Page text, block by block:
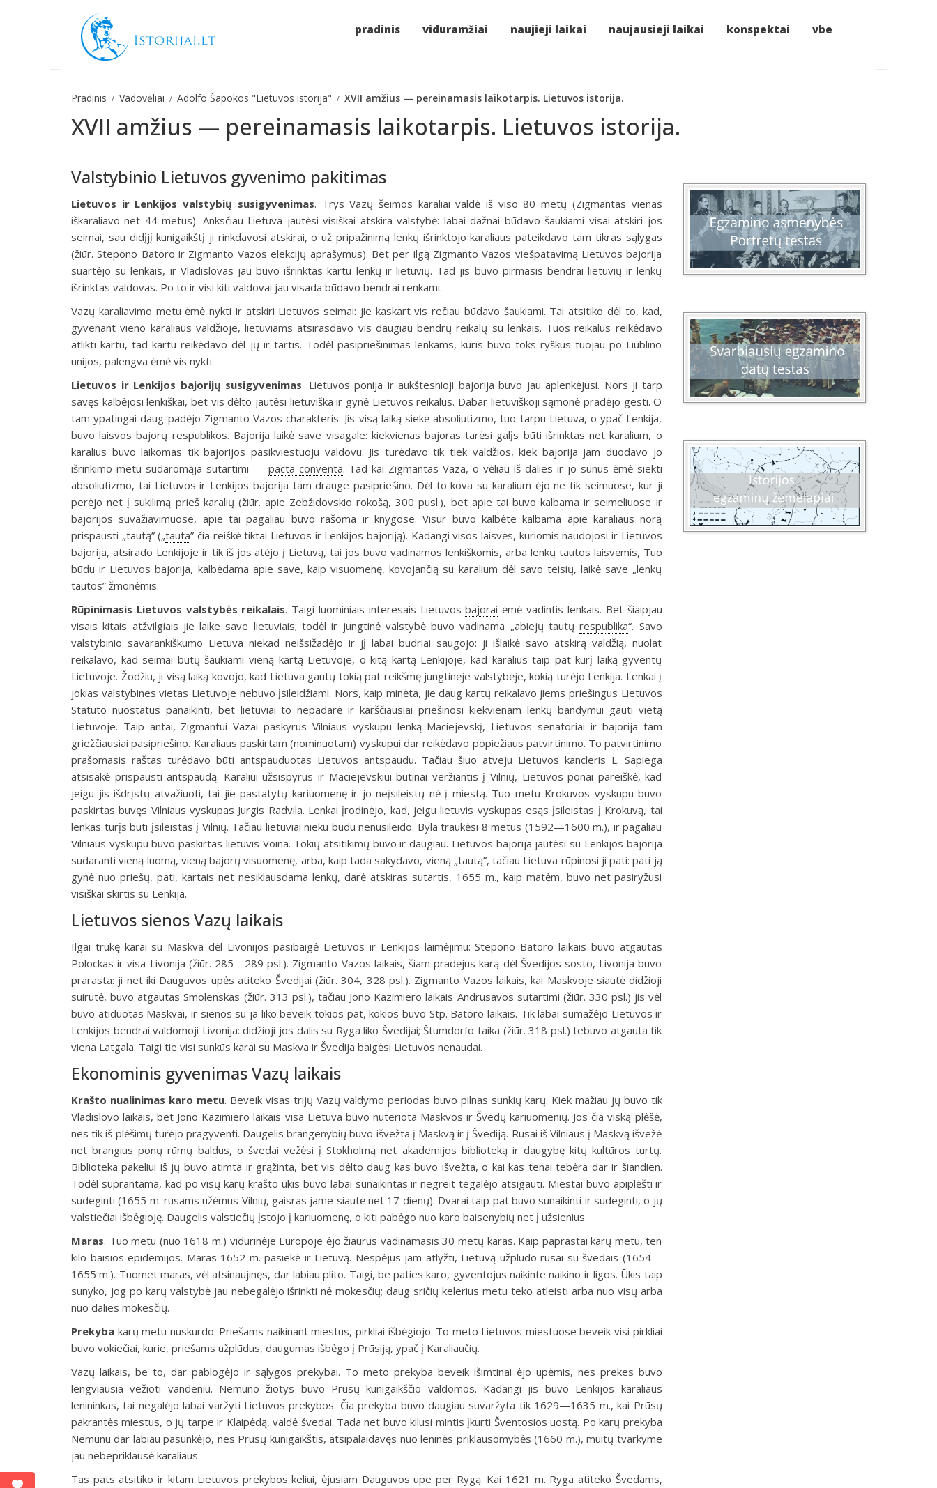
pradinis viduramžiai naujieji laikai naujausieji laikai konspektai vbe
Pradinis Vadovėliai Adolfo Šapokos "Lietuvos istorija" XVII amžius — pereinamasis laikotarpis. Lietuvos istorija.
XVII amžius — pereinamasis laikotarpis. Lietuvos istorija.
Valstybinio Lietuvos gyvenimo pakitimas
Lietuvos ir Lenkijos valstybių susigyvenimas. Trys Vazų šeimos karaliai valdė iš viso 80 metų (Zigmantas vienas
iškaraliavo net 44 metus). Anksčiau Lietuva jautėsi visiškai atskira valstybė: labai dažnai būdavo šaukiami visai atskiri jos
seimai, sau didįjį kunigaikštį ji rinkdavosi atskirai, o už pripažinimą lenkų išrinktojo karaliaus pateikdavo tam tikras sąlygas
(žiūr. Stepono Batoro ir Zigmanto Vazos elekcijų aprašymus). Bet per ilgą Zigmanto Vazos viešpatavimą Lietuvos bajorija
suartėjo su lenkais, ir Vladislovas jau buvo išrinktas kartu lenkų ir lietuvių. Tad jis buvo pirmasis bendrai lietuvių ir lenkų
išrinktas valdovas. Po to ir visi kiti valdovai jau visada būdavo bendrai renkami.
Vazų karaliavimo metu ėmė nykti ir atskiri Lietuvos seimai: jie kaskart vis rečiau būdavo šaukiami. Tai atsitiko dėl to, kad,
gyvenant vieno karaliaus valdžioje, lietuviams atsirasdavo vis daugiau bendrų reikalų su lenkais. Tuos reikalus reikėdavo
atlikti kartu, tad kartu reikėdavo dėl jų ir tartis. Todėl pasipriešinimas lenkams, kuris buvo toks ryškus tuojau po Liublino
unijos, palengva ėmė vis nykti.
Lietuvos ir Lenkijos bajorijų susigyvenimas. Lietuvos ponija ir aukštesnioji bajorija buvo jau aplenkėjusi. Nors ji tarp
savęs kalbėjosi lenkiškai, bet vis dėlto jautėsi lietuviška ir gynė Lietuvos reikalus. Dabar lietuviškoji sąmonė pradėjo gesti. O
tam ypatingai daug padėjo Zigmanto Vazos charakteris. Jis visą laiką siekė absoliutizmo, tuo tarpu Lietuva, o ypač Lenkija,
buvo laisvos bajorų respublikos. Bajorija laikė save visagale: kiekvienas bajoras tarėsi galįs būti išrinktas net karalium, o
karalius buvo laikomas tik bajorijos pasikviestuoju valdovu. Jis turėdavo tik tiek valdžios, kiek bajorija jam duodavo jo
išrinkimo metu sudaromąja sutartimi — pacta conventa. Tad kai Zigmantas Vaza, o vėliau iš dalies ir jo sūnūs ėmė siekti
absoliutizmo, tai Lietuvos ir Lenkijos bajorija tam drauge pasipriešino. Dėl to kova su karalium ėjo ne tik seimuose, kur ji
perėjo net į sukilimą prieš karalių (žiūr. apie Zebžidovskio rokošą, 300 pusl.), bet apie tai buvo kalbama ir seimeliuose ir
bajorijos suvažiavimuose, apie tai pagaliau buvo rašoma ir knygose. Visur buvo kalbėte kalbama apie karaliaus norą
prispausti „tautą” („tauta” čia reiškė tiktai Lietuvos ir Lenkijos bajoriją). Kadangi visos laisvės, kuriomis naudojosi ir Lietuvos
bajorija, atsirado Lenkijoje ir tik iš jos atėjo į Lietuvą, tai jos buvo vadinamos lenkiškomis, arba lenkų tautos laisvėmis, Tuo
būdu ir Lietuvos bajorija, kalbėdama apie save, kaip visuomenę, kovojančią su karalium dėl savo teisių, laikė save „lenkų
tautos” žmonėmis.
Rūpinimasis Lietuvos valstybės reikalais. Taigi luominiais interesais Lietuvosbajorai ėmė vadintis lenkais. Bet šiaipjau
visais kitais atžvilgiais jie laike save lietuviais; todėl ir jungtinė valstybė buvo vadinama „abiejų tautųrespublika“. Savo
valstybinio savarankiškumo Lietuva niekad neišsižadėjo ir jį labai budriai saugojo: ji išlaikė savo atskirą valdžią, nuolat
reikalavo, kad seimai būtų šaukiami vieną kartą Lietuvoje, o kitą kartą Lenkijoje, kad karalius taip pat kurį laiką gyventų
Lietuvoje. Žodžiu, ji visą laiką kovojo, kad Lietuva gautų tokią pat reikšmę jungtinėje valstybėje, kokią turėjo Lenkija. Lenkai į
jokias valstybines vietas Lietuvoje nebuvo įsileidžiami. Nors, kaip minėta, jie daug kartų reikalavo jiems priešingus Lietuvos
Statuto nuostatus panaikinti, bet lietuviai to nepadarė ir karščiausiai priešinosi kiekvienam lenkų bandymui gauti vietą
Lietuvoje. Taip antai, Zigmantui Vazai paskyrus Vilniaus vyskupu lenką Maciejevskį, Lietuvos senatoriai ir bajorija tam
griežčiausiai pasipriešino. Karaliaus paskirtam (nominuotam) vyskupui dar reikėdavo popiežiaus patvirtinimo. To patvirtinimo
prašomasis raštas turėdavo būti antspauduotas Lietuvos antspaudu. Tačiau šiuo atveju Lietuvos kancleris L. Sapiega
atsisakė prispausti antspaudą. Karaliui užsispyrus ir Maciejevskiui būtinai veržiantis į Vilnių, Lietuvos ponai pareiškė, kad
jeigu jis išdrįstų atvažiuoti, tai jie pastatytų kariuomenę ir jo neįsileistų nė į miestą. Tuo metu Krokuvos vyskupu buvo
paskirtas buvęs Vilniaus vyskupas Jurgis Radvila. Lenkai įrodinėjo, kad, jeigu lietuvis vyskupas esąs įsileistas į Krokuvą, tai
lenkas turįs būti įsileistas į Vilnių. Tačiau lietuviai nieku būdu nenusileido. Byla traukėsi 8 metus (1592—1600 m.), ir pagaliau
Vilniaus vyskupu buvo paskirtas lietuvis Voina. Tokių atsitikimų buvo ir daugiau. Lietuvos bajorija jautėsi su Lenkijos bajorija
sudaranti vieną luomą, vieną bajorų visuomenę, arba, kaip tada sakydavo, vieną „tautą”, tačiau Lietuva rūpinosi ji pati: pati ją
gynė nuo priešų, pati, kartais net nesiklausdama lenkų, darė atskiras sutartis, 1655 m., kaip matėm, buvo net pasiryžusi
visiškai skirtis su Lenkija.
Lietuvos sienos Vazų laikais
Ilgai trukę karai su Maskva dėl Livonijos pasibaigė Lietuvos ir Lenkijos laimėjimu: Stepono Batoro laikais buvo atgautas
Polockas ir visa Livonija (žiūr. 285—289 psl.). Zigmanto Vazos laikais, šiam pradėjus karą dėl Švedijos sosto, Livonija buvo
prarasta: ji net iki Dauguvos upės atiteko Švedijai (žiūr. 304, 328 psl.). Zigmanto Vazos laikais, kai Maskvoje siautė didžioji
suirutė, buvo atgautas Smolenskas (žiūr. 313 psl.), tačiau Jono Kazimiero laikais Andrusavos sutartimi (žiūr. 330 psl.) jis vėl
buvo atiduotas Maskvai, ir sienos su ja liko beveik tokios pat, kokios buvo Stp. Batoro laikais. Tik labai sumažėjo Lietuvos ir
Lenkijos bendrai valdomoji Livonija: didžioji jos dalis su Ryga liko Švedijai; Štumdorfo taika (žiūr. 318 psl.) tebuvo atgauta tik
viena Latgala. Taigi tie visi sunkūs karai su Maskva ir Švedija baigėsi Lietuvos nenaudai.
Ekonominis gyvenimas Vazų laikais
Krašto nualinimas karo metu. Beveik visas trijų Vazų valdymo periodas buvo pilnas sunkių karų. Kiek mažiau jų buvo tik
Vladislovo laikais, bet Jono Kazimiero laikais visa Lietuva buvo nuteriota Maskvos ir Švedų kariuomenių. Jos čia viską plėšė,
nes tik iš plėšimų turėjo pragyventi. Daugelis brangenybių buvo išvežta į Maskvą ir į Švediją. Rusai iš Vilniaus į Maskvą išvežė
net brangius ponų rūmų baldus, o švedai vežėsi į Stokholmą net akademijos biblioteką ir daugybę kitų kultūros turtų.
Biblioteka pakeliui iš jų buvo atimta ir grąžinta, bet vis dėlto daug kas buvo išvežta, o kai kas tenai tebėra dar ir šiandien.
Todėl suprantama, kad po visų karų krašto ūkis buvo labai sunaikintas ir negreit tegalėjo atsigauti. Miestai buvo apiplėšti ir
sudeginti (1655 m. rusams užėmus Vilnių, gaisras jame siautė net 17 dienų). Dvarai taip pat buvo sunaikinti ir sudeginti, o jų
valstiečiai išbėgioję. Daugelis valstiečių įstojo į kariuomenę, o kiti pabėgo nuo karo baisenybių net į užsienius.
Maras. Tuo metu (nuo 1618 m.) vidurinėje Europoje ėjo žiaurus vadinamasis 30 metų karas. Kaip paprastai karų metu, ten
kilo baisios epidemijos. Maras 1652 m. pasiekė ir Lietuvą. Nespėjus jam atlyžti, Lietuvą užplūdo rusai su švedais (1654—
1655 m.). Tuomet maras, vėl atsinaujinęs, dar labiau plito. Taigi, be paties karo, gyventojus naikinte naikino ir ligos. Ūkis taip
sunyko, jog po karų valstybė jau nebegalėjo išrinkti nė mokesčių; daug sričių kelerius metu teko atleisti arba nuo visų arba
nuo dalies mokesčių.
Prekyba karų metu nuskurdo. Priešams naikinant miestus, pirkliai išbėgiojo. To meto Lietuvos miestuose beveik visi pirkliai
buvo vokiečiai, kurie, priešams užplūdus, daugumas išbėgo į Prūsiją, ypač į Karaliaučių.
Vazų laikais, be to, dar pablogėjo ir sąlygos prekybai. To meto prekyba beveik išimtinai ėjo upėmis, nes prekes buvo
lengviausia vežioti vandeniu. Nemuno žiotys buvo Prūsų kunigaikščio valdomos. Kadangi jis buvo Lenkijos karaliaus
lenininkas, tai negalėjo labai varžyti Lietuvos prekybos. Čia prekyba buvo daugiau suvaržyta tik 1629—1635 m., kai Prūsų
pakrantės miestus, o jų tarpe ir Klaipėdą, valdė švedai. Tada net buvo kilusi mintis įkurti Šventosios uostą. Po karų prekyba
Nemunu dar labiau pasunkėjo, nes Prūsų kunigaikštis, atsipalaidavęs nuo leninės priklausomybės (1660 m.), muitų tvarkyme
jau nebepriklausė karaliaus.
Tas pats atsitiko ir kitam Lietuvos prekybos keliui, ėjusiam Dauguvos upe per Rygą. Kai 1621 m. Ryga atiteko Švedams,